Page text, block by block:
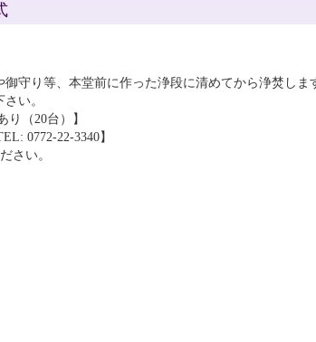
守り等、本堂前に作った浄段に清めてから浄焚しま
い。
り（20台）】
0772-22-3340】
さい。